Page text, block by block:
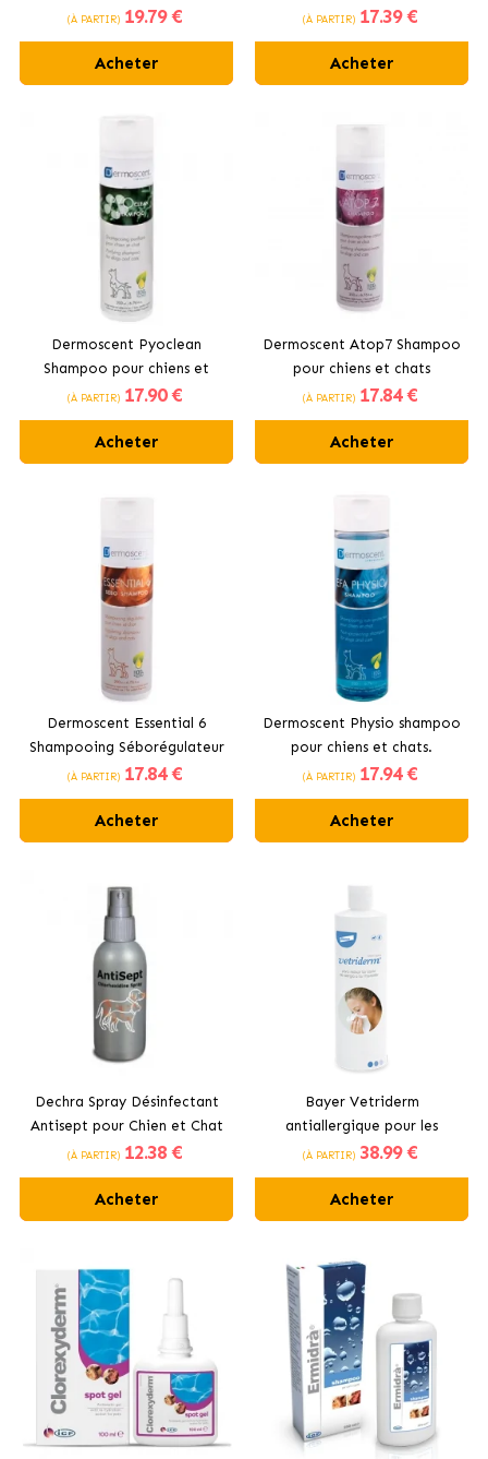
(À PARTIR) 19.79 €
Acheter
Chiens et Chats
(À PARTIR) 17.39 €
Acheter
Dermoscent Pyoclean
Shampoo pour chiens et
chats
(À PARTIR) 17.90 €
Acheter
Dermoscent Atop7 Shampoo
pour chiens et chats
(À PARTIR) 17.84 €
Acheter
Dermoscent Essential 6
Shampooing Séborégulateur
Chien Chat 200 ml
(À PARTIR) 17.84 €
Acheter
Dermoscent Physio shampoo
pour chiens et chats.
(À PARTIR) 17.94 €
Acheter
Dechra Spray Désinfectant
Antisept pour Chien et Chat
(À PARTIR) 12.38 €
Acheter
Bayer Vetriderm
antiallergique pour les
propriétaires d'animal de
compagnie
(À PARTIR) 38.99 €
Acheter